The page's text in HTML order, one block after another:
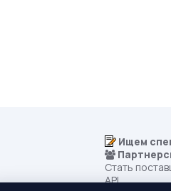
Ищем
Стать
API